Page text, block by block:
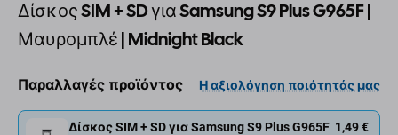
Δίσκος SIM + SD για Samsung S9 Plus G965F |
Μαυρομπλέ | Midnight Black
Παραλλαγές προϊόντος Η αξιολόγηση ποιότητάς μας
Δίσκος SIM + SD για Samsung S9 Plus G965F 1,49 €